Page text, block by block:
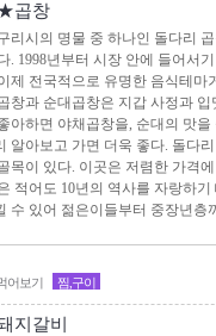
곱창
리시의 명물 중 하나인 돌다리
. 1998년부터 시장 안에 들어서
제 전국적으로 유명한 음식테마
창과 순대곱창은 지갑 사정과
아하면 야채곱창을, 순대의 맛
알아보고 가면 더욱 좋다. 돌다
목이 있다. 이곳은 저렴한 가격
적어도 10년의 역사를 자랑하
수 있어 젊은이들부터 중장년
어보기 찜,구이
지갈비